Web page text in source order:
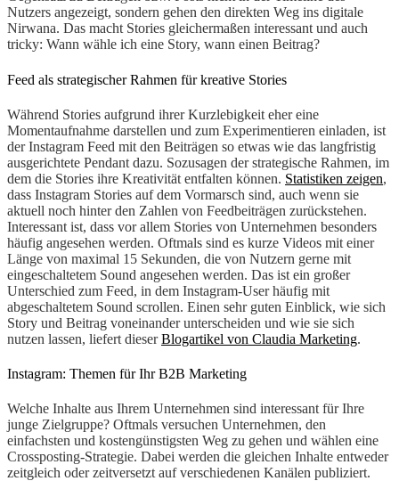
Nutzers angezeigt, sondern gehen den direkten Weg ins digitale
Nirwana. Das macht Stories gleichermaßen interessant und auch
tricky: Wann wähle ich eine Story, wann einen Beitrag?
Feed als strategischer Rahmen für kreative Stories
Während Stories aufgrund ihrer Kurzlebigkeit eher eine
Momentaufnahme darstellen und zum Experimentieren einladen, ist
der Instagram Feed mit den Beiträgen so etwas wie das langfristig
ausgerichtete Pendant dazu. Sozusagen der strategische Rahmen, im
dem die Stories ihre Kreativität entfalten können. Statistiken zeigen,
dass Instagram Stories auf dem Vormarsch sind, auch wenn sie
aktuell noch hinter den Zahlen von Feedbeiträgen zurückstehen.
Interessant ist, dass vor allem Stories von Unternehmen besonders
häufig angesehen werden. Oftmals sind es kurze Videos mit einer
Länge von maximal 15 Sekunden, die von Nutzern gerne mit
eingeschaltetem Sound angesehen werden. Das ist ein großer
Unterschied zum Feed, in dem Instagram-User häufig mit
abgeschaltetem Sound scrollen. Einen sehr guten Einblick, wie sich
Story und Beitrag voneinander unterscheiden und wie sie sich
nutzen lassen, liefert dieserBlogartikel von Claudia Marketing.
Instagram: Themen für Ihr B2B Marketing
Welche Inhalte aus Ihrem Unternehmen sind interessant für Ihre
junge Zielgruppe? Oftmals versuchen Unternehmen, den
einfachsten und kostengünstigsten Weg zu gehen und wählen eine
Crossposting-Strategie. Dabei werden die gleichen Inhalte entweder
zeitgleich oder zeitversetzt auf verschiedenen Kanälen publiziert.